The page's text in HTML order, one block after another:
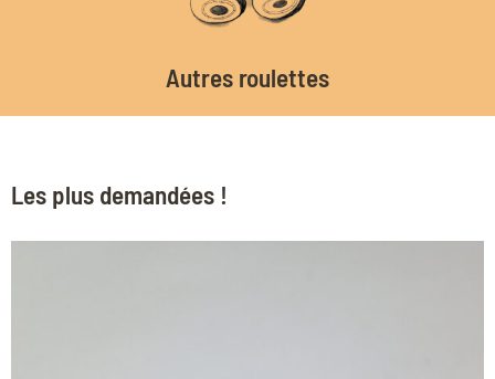
Autres roulettes
Les plus demandées !